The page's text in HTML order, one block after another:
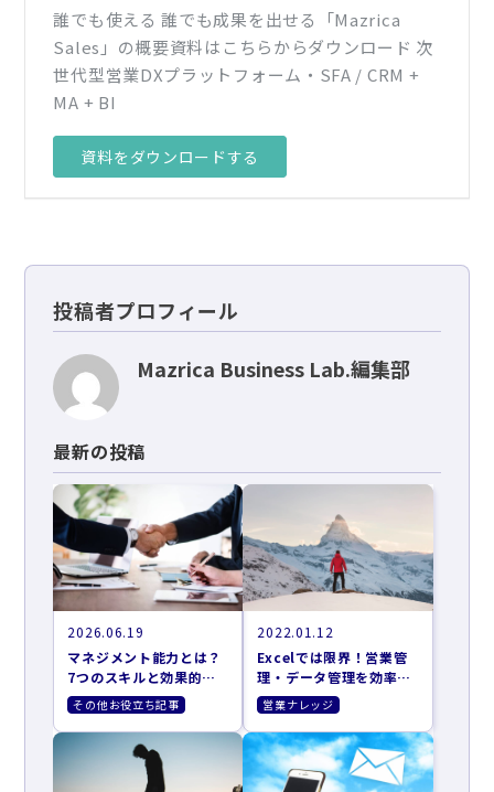
誰でも使える 誰でも成果を出せる「Mazrica
Sales」の概要資料はこちらからダウンロード 次
世代型営業DXプラットフォーム・SFA / CRM +
MA + BI
資料をダウンロードする
投稿者プロフィール
Mazrica Business Lab.編集部
最新の投稿
2026.06.19
マネジメント能力とは？
7つのスキルと効果的な
向上方法
その他お役立ち記事
2022.01.12
Excelでは限界！営業管
理・データ管理を効率化
する4つの方法
営業ナレッジ